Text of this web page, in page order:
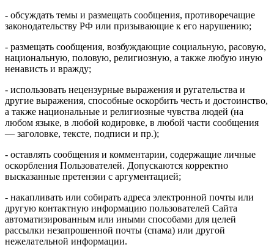
- обсуждать темы и размещать сообщения, противоречащие
законодательству РФ или призывающие к его нарушению;
- размещать сообщения, возбуждающие социальную, расовую,
национальную, половую, религиозную, а также любую иную
ненависть и вражду;
- использовать нецензурные выражения и ругательства и
другие выражения, способные оскорбить честь и достоинство,
а также национальные и религиозные чувства людей (на
любом языке, в любой кодировке, в любой части сообщения
— заголовке, тексте, подписи и пр.);
- оставлять сообщения и комментарии, содержащие личные
оскорбления Пользователей. Допускаются корректно
высказанные претензии с аргументацией;
- накапливать или собирать адреса электронной почты или
другую контактную информацию пользователей Сайта
автоматизированным или иными способами для целей
рассылки незапрошенной почты (спама) или другой
нежелательной информации.